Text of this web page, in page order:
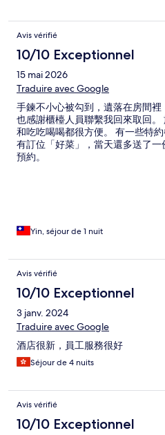
Avis vérifié
10/10 Exceptionnel
15 mai 2026
Traduire avec Google
手鍊不小心被勾到，遺落在房間裡
也感謝櫃檯人員聯繫我回來取回
和吃吃喝喝都很方便。 有一些特
有訂位「好菜」，當天還多送了
預約。
Yin, séjour de 1 nuit
Avis vérifié
10/10 Exceptionnel
3 janv. 2024
Traduire avec Google
酒店很新，員工服務很好
Séjour de 4 nuits
Avis vérifié
10/10 Exceptionnel